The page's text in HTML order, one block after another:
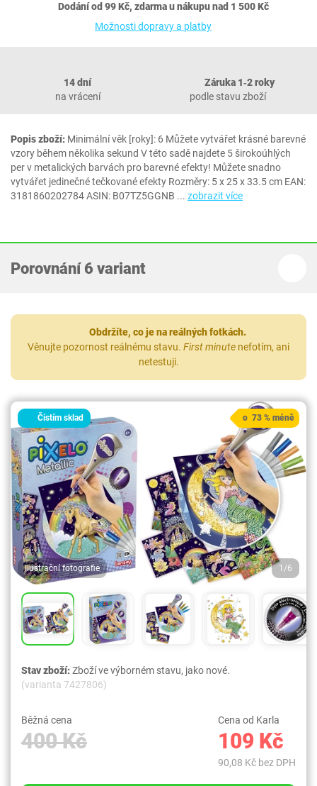
Dodání od 99 Kč, zdarma u nákupu nad 1 500 Kč
Možnosti dopravy a platby
14 dní
na vrácení
Záruka 1‐2 roky
podle stavu zboží
Popis zboží: Minimální věk [roky]: 6 Můžete vytvářet krásné barevné
vzory během několika sekund V této sadě najdete 5 širokoúhlých
per v metalických barvách pro barevné efekty! Můžete snadno
vytvářet jedinečné tečkované efekty Rozměry: 5 x 25 x 33.5 cm EAN:
3181860202784 ASIN: B07TZ5GGNB ... zobrazit více
Porovnání 6 variant
Obdržíte, co je na reálných fotkách.
Věnujte pozornost reálnému stavu. First minute nefotím, ani
netestuji.
Čistím sklad
Ilustrační fotografie 1/6
o 73 % méně
Stav zboží:Zboží ve výborném stavu, jako nové.
(varianta 7427806)
Běžná cena
400 Kč
Cena od Karla
109 Kč
90,08 Kč bez DPH